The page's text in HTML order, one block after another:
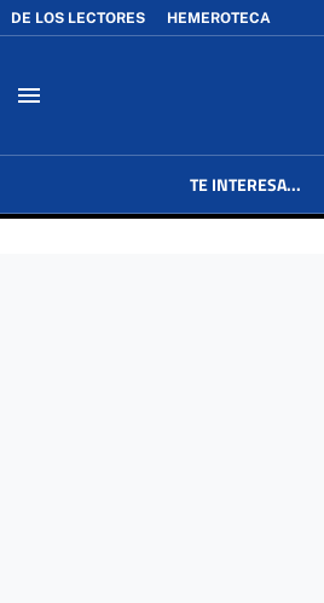
DE LOS LECTORES HEMEROTECA
menu
TE INTERESA...